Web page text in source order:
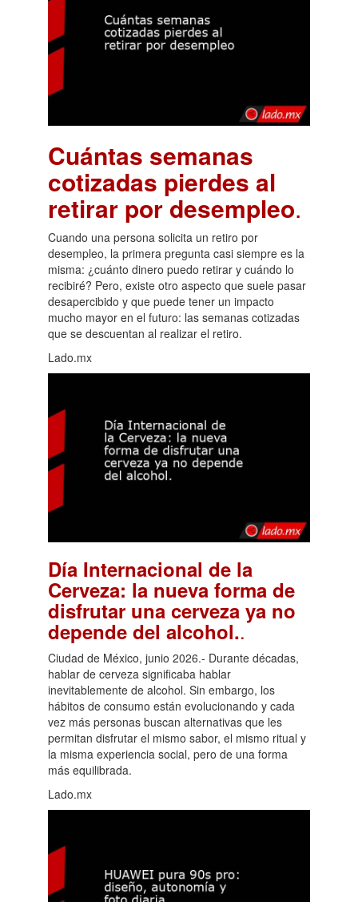
Cuántas semanas
cotizadas pierdes al
retirar por desempleo.
Cuando una persona solicita un retiro por
desempleo, la primera pregunta casi siempre es la
misma: ¿cuánto dinero puedo retirar y cuándo lo
recibiré? Pero, existe otro aspecto que suele pasar
desapercibido y que puede tener un impacto
mucho mayor en el futuro: las semanas cotizadas
que se descuentan al realizar el retiro.
Lado.mx
Día Internacional de la
Cerveza: la nueva forma de
disfrutar una cerveza ya no
depende del alcohol..
Ciudad de México, junio 2026.- Durante décadas,
hablar de cerveza significaba hablar
inevitablemente de alcohol. Sin embargo, los
hábitos de consumo están evolucionando y cada
vez más personas buscan alternativas que les
permitan disfrutar el mismo sabor, el mismo ritual y
la misma experiencia social, pero de una forma
más equilibrada.
Lado.mx